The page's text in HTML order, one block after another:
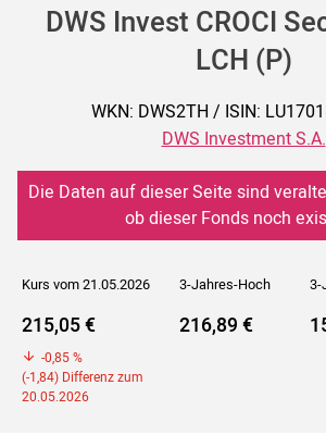
DWS Invest CROCI
LCH (P)
WKN: DWS2TH / ISIN:
DWS Investment S.A.
Die Daten auf dieser Seite sind
ob dieser Fonds noch
Kurs vom 21.05.2026 3-Jahres-Hoch 3-
215,05 €
-0,85 %
(-1,84) Differenz zum
20.05.2026
216,89 €